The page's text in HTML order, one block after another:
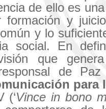
de ello es
formación y
y lo
social. En
que
de
para
(‘Vince in bono